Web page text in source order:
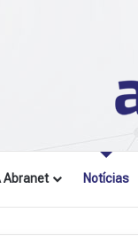
Abranet Notícias